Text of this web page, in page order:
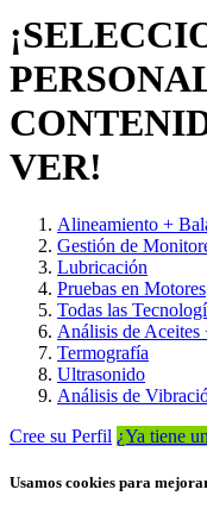
VER!
Alineamiento +
Gestión de
Lubricación
Pruebas en Motores
Todas las
Análisis de Aceites
Termografía
Ultrasonido
Análisis de
Cree su Perfil ¿Ya tiene
Usamos cookies para